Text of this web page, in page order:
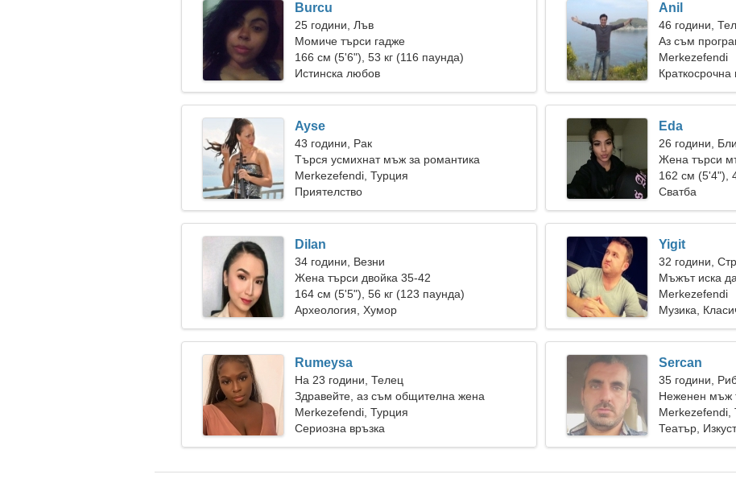
Burcu
25 години, Лъв
Момиче търси гадже
166 см (5'6"), 53 кг (116 паунда)
Истинска любов
Anil
46 години,
Аз съм
жена
Merkezefendi
Краткосрочна
Ayse
43 години, Рак
Търся усмихнат мъж за романтика
Merkezefendi, Турция
Приятелство
Eda
26 години,
Жена търси
162 см (5'4"),
Сватба
Dilan
34 години, Везни
Жена търси двойка 35-42
164 см (5'5"), 56 кг (123 паунда)
Археология, Хумор
Yigit
32 години,
Мъжът иска
Merkezefendi
Музика,
Rumeysa
На 23 години, Телец
Здравейте, аз съм общителна жена
Merkezefendi, Турция
Сериозна връзка
Sercan
35 години,
Неженен мъж
Merkezefendi,
Театър,